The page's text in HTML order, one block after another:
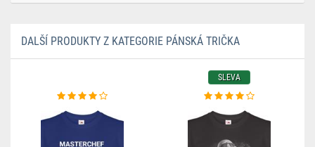
DALŠÍ PRODUKTY Z KATEGORIE PÁNSKÁ TRIČKA
SLEVA